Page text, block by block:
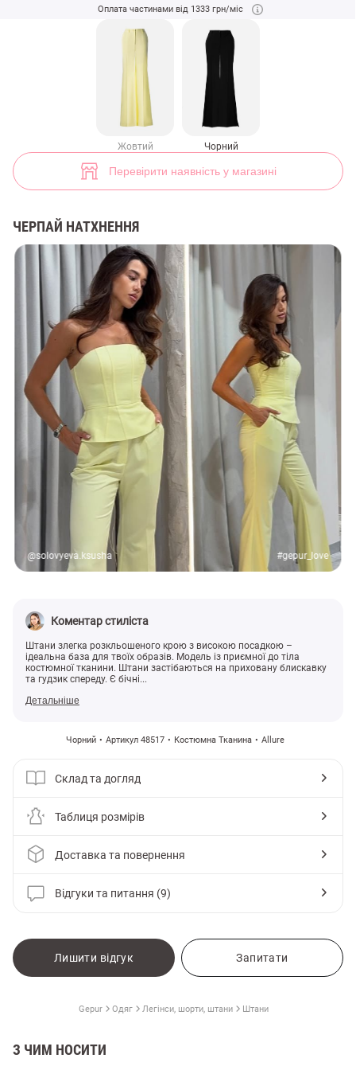
Оплата частинами від 1333 грн/міс
Жовтий Чорний
Перевірити наявність у магазині
ЧЕРПАЙ НАТХНЕННЯ
@solovyeva.ksusha #gepur_love
Коментар стиліста
Штани злегка розкльошеного крою з високою посадкою –
ідеальна база для твоїх образів. Модель із приємної до тіла
костюмної тканини. Штани застібаються на приховану блискавку
та гудзик спереду. Є бічні...
Детальніше
Чорний Артикул 48517 Костюмна Тканина Allure
Склад та догляд
Таблиця розмірів
Доставка та повернення
Відгуки та питання (9)
Лишити відгук Запитати
Gepur Одяг Легінси, шорти, штани Штани
З ЧИМ НОСИТИ
Чорні штани-кльош зі стрілками (арт. 48517) ♡ інтернет-магазин